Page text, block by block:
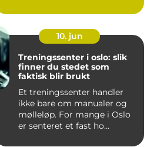
10. jun
Treningssenter i oslo: slik
finner du stedet som
faktisk blir brukt
Et treningssenter handler
ikke bare om manualer og
mølleløp. For mange i Oslo
er senteret et fast ho...